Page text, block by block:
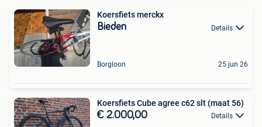
Koersfiets merckx
Bieden Details
Borgloon 25 jun 26
Koersfiets Cube agree c62 slt (maat 56)
€ 2.000,00 Details